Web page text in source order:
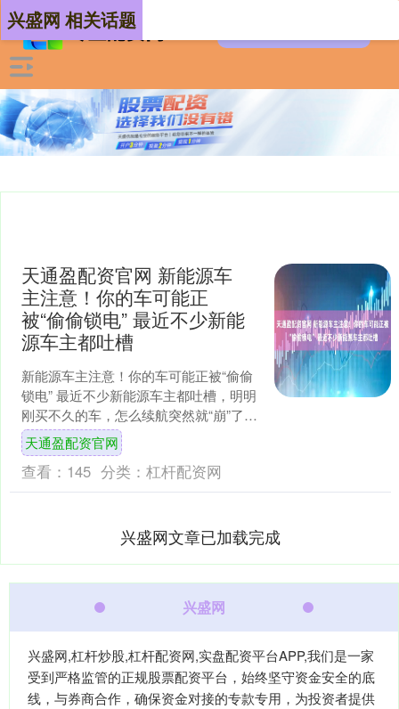
兴盛网 相关话题
天通盈配资官网 新能源车
主注意！你的车可能正
被“偷偷锁电” 最近不少新能
源车主都吐槽
新能源车主注意！你的车可能正被“偷偷
锁电” 最近不少新能源车主都吐槽，明明
刚买不久的车，怎么续航突然就“崩”了？
充电也变慢了？其实你可能遇到了“锁
电”！ 简单说....
天通盈配资官网
查看： 145 分类： 杠杆配资网
兴盛网文章已加载完成
兴盛网
兴盛网,杠杆炒股,杠杆配资网,实盘配资平台APP,我们是一家
受到严格监管的正规股票配资平台，始终坚守资金安全的底
线，与券商合作，确保资金对接的专款专用，为投资者提供